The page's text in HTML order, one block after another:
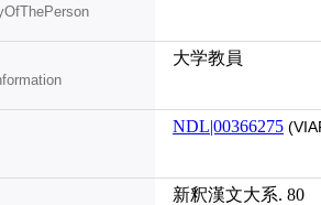
大学教員
NDL|00366275
新釈漢文大系. 80